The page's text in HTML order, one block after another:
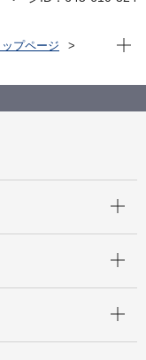
プページ
バーカード
受取について
現在